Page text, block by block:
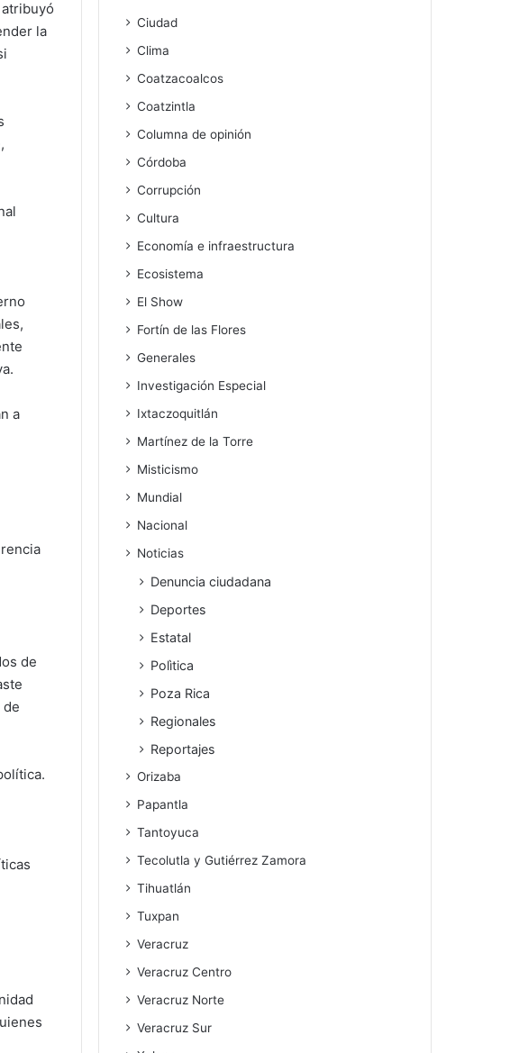
la
a
de
de
Ciudad
Clima
Coatzacoalcos
Coatzintla
Columna de opinión
Córdoba
Corrupción
Cultura
Economía e infraestructura
Ecosistema
El Show
Fortín de las Flores
Generales
Investigación Especial
Ixtaczoquitlán
Martínez de la Torre
Misticismo
Mundial
Nacional
Noticias
Denuncia ciudadana
Deportes
Estatal
Polìtica
Poza Rica
Regionales
Reportajes
Orizaba
Papantla
Tantoyuca
Tecolutla y Gutiérrez Zamora
Tihuatlán
Tuxpan
Veracruz
Veracruz Centro
Veracruz Norte
Veracruz Sur